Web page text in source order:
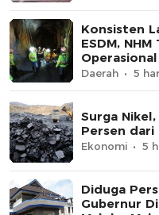
Konsisten
ESDM,
Operasional
Daerah 5
Surga
Persen dari
Ekonomi 5
Diduga
Gubernur